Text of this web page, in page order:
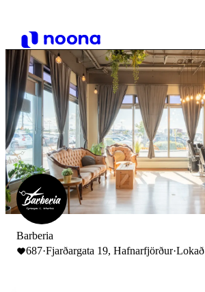
Barberia
687·Fjarðargata 19, Hafnarfjörður·Lokað